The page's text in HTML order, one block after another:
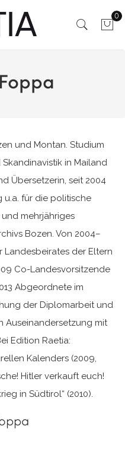
0
und Montan. Studium
in Mailand
Übersetzerin, seit 2004
u.a. für die politische
mehrjähriges
Bozen. Von 2004–
Landesbeirates der Eltern
Co-Landesvorsitzende
Abgeordnete im
der Diplomarbeit und
Auseinandersetzung mit
Edition Raetia:
Kalenders (2009,
Hitler verkauft euch!
in Südtirol“ (2010).